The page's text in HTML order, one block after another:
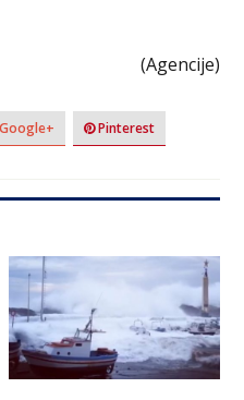
(Agencije)
Google+ Pinterest